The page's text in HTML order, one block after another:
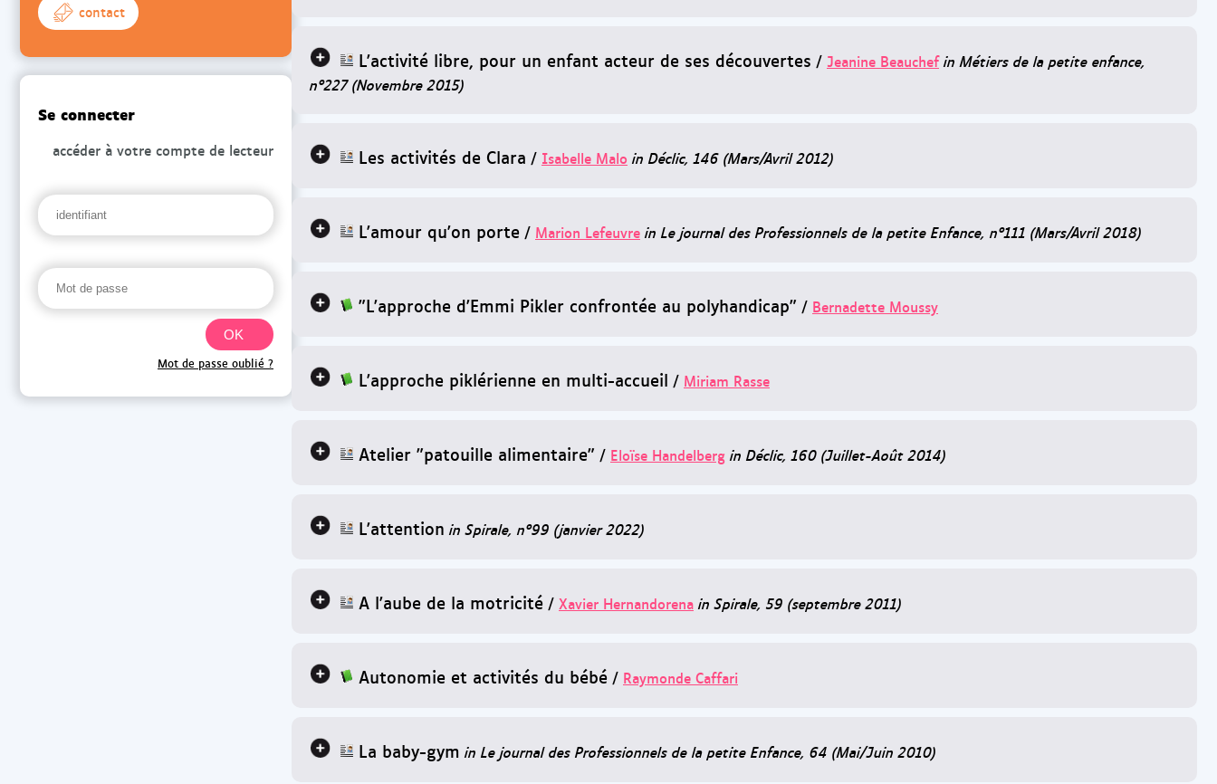
L'activité libre, pour un enfant acteur de ses découvertes / Jeanine Beauchef in Métiers de la petite enfance,
n°227 (Novembre 2015)
Les activités de Clara / Isabelle Malo in Déclic, 146 (Mars/Avril 2012)
L'amour qu'on porte / Marion Lefeuvre in Le journal des Professionnels de la petite Enfance, n°111 (Mars/Avril 2018)
"L'approche d'Emmi Pikler confrontée au polyhandicap" / Bernadette Moussy
L'approche piklérienne en multi-accueil / Miriam Rasse
Atelier "patouille alimentaire" / Eloïse Handelberg in Déclic, 160 (Juillet-Août 2014)
L'attention in Spirale, n°99 (janvier 2022)
A l'aube de la motricité / Xavier Hernandorena in Spirale, 59 (septembre 2011)
Autonomie et activités du bébé / Raymonde Caffari
La baby-gym in Le journal des Professionnels de la petite Enfance, 64 (Mai/Juin 2010)
contact
Se connecter
accéder à votre compte de lecteur
Mot de passe oublié ?